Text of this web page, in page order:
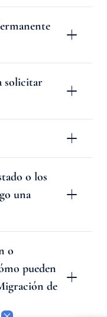
solicitar
o los
una
o
pueden
de